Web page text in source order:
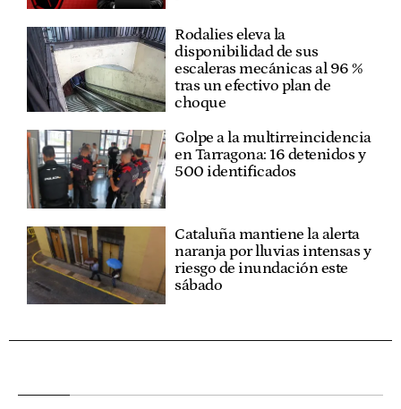
Rodalies eleva la
disponibilidad de sus
escaleras mecánicas al 96 %
tras un efectivo plan de
choque
Golpe a la multirreincidencia
en Tarragona: 16 detenidos y
500 identificados
Cataluña mantiene la alerta
naranja por lluvias intensas y
riesgo de inundación este
sábado